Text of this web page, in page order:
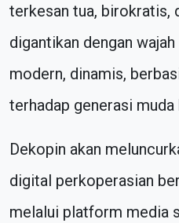
terkesan tua, birokratis,
digantikan dengan
modern, dinamis,
terhadap generasi
Dekopin akan
digital perkoperasian
melalui platform media